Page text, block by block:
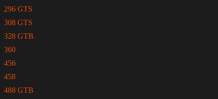
296 GTS
308 GTS
328 GTB
360
456
458
488 GTB